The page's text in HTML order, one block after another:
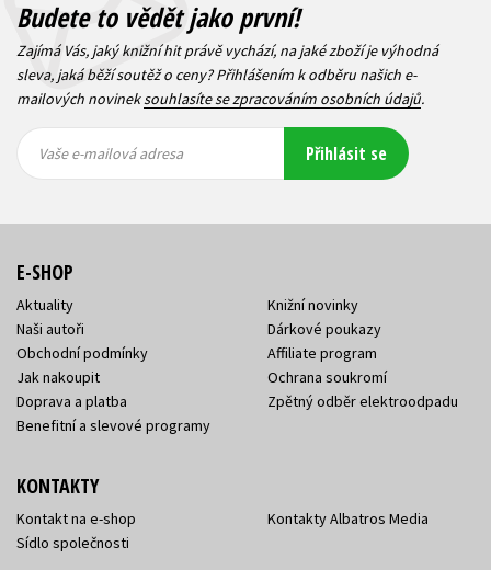
Budete to vědět jako první!
Zajímá Vás, jaký knižní hit právě vychází, na jaké zboží je výhodná
sleva, jaká běží soutěž o ceny? Přihlášením k odběru našich e-
mailových novineksouhlasíte se zpracováním osobních údajů.
mailová
mailová
Vaše e-mailová adresa Přihlásit se
E-SHOP
Aktuality
Naši autoři
Obchodní podmínky
Jak nakoupit
Doprava a platba
Benefitní a slevové programy
Knižní novinky
Dárkové poukazy
Affiliate program
Ochrana soukromí
Zpětný odběr elektroodpadu
KONTAKTY
Kontakt na e-shop
Sídlo společnosti
Kontakty Albatros Media